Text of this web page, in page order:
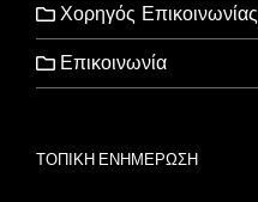
Χορηγός Επικοινωνίας
Επικοινωνία
ΤΟΠΙΚΗ ΕΝΗΜΕΡΩΣΗ